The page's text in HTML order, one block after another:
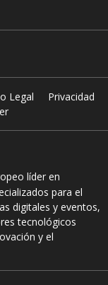
Legal
Privacidad
líder en
para el
digitales y eventos,
tecnológicos
y el